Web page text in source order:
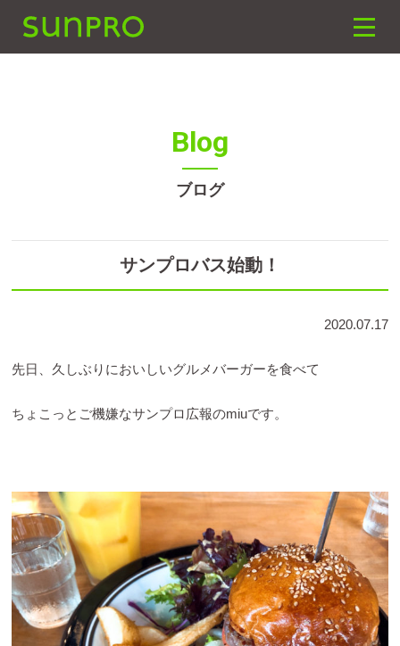
toggle
Blog
ブログ
サンプロバス始動！
2020.07.17
先日、久しぶりにおいしいグルメバーガーを食べて
ちょこっとご機嫌なサンプロ広報のmiuです。